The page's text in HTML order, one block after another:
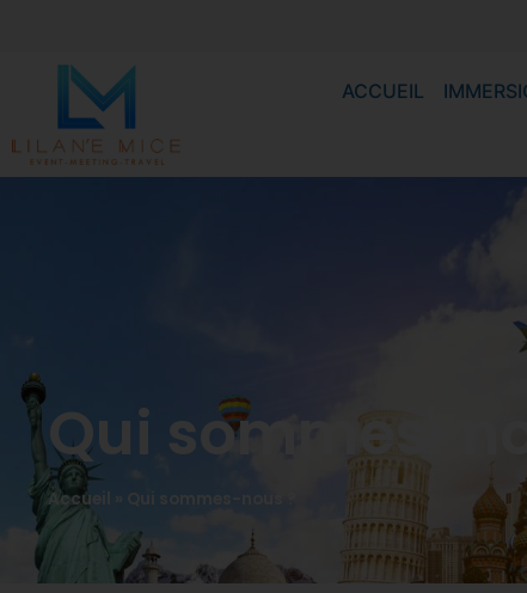
ACCUEIL
Qui sommes-
Accueil » Qui sommes-nous ?